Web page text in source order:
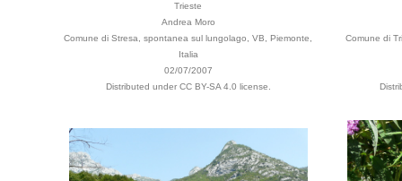
Trieste
Andrea Moro
Comune di Stresa, spontanea sul lungolago, VB, Piemonte,
Italia
02/07/2007
Distributed under CC BY-SA 4.0 license.
Comune di